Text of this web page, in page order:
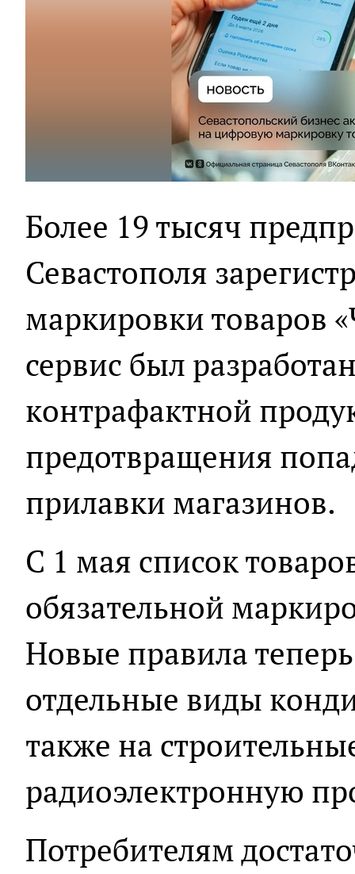
Более 19 тысяч
Севастополя
маркировки товаров
сервис был
контрафактной
предотвращения
прилавки магазинов.
С 1 мая список
обязательной
Новые правила
отдельные виды
также на
радиоэлектронную
Потребителям